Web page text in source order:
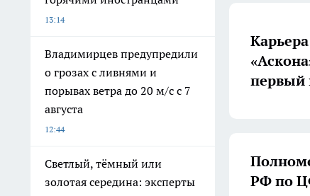
13:14
Владимирцев предупредили
о грозах с ливнями и
порывах ветра до 20 м/с с 7
августа
12:44
Светлый, тёмный или
золотая середина: эксперты
первый
РФ по